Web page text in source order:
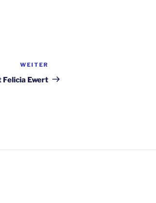
Beitrag
WEITER
Felicia Ewert